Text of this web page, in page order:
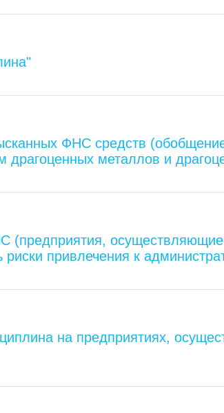
ФНС средств
драгоценных металлов и
(предприятия,
привлечения к
на предприятиях,